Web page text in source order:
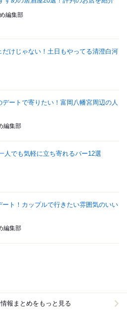
編集部
だけじゃない！土日もやってる清澄白河
デートで寄りたい！富岡八幡宮周辺の人
編集部
人でも気軽に立ち寄れるバー12選
ート！カップルで行きたい雰囲気のいい
編集部
報まとめをもっと見る